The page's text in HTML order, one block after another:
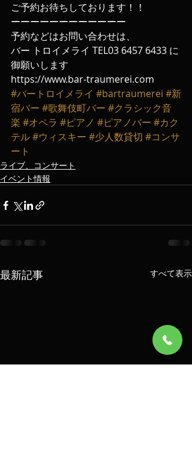
ご予約お待ちしております！！
ーーーーーーーーーーーー
予約などはお問い合わせは、
バー トロイメライ TEL03 6457 6433 に
御願いします
https://www.bar-traumerei.com
#バートロイメライ #bartraumerei #新
宿バー #歌舞伎町バー #クラシック音
楽 #オペラ #ピアノ #ピアノバー #カク
テル#ウィスキー #少人数貸切 #コンサ
ート
ライブ、コンサート
イベント情報
最新記事 すべて表示